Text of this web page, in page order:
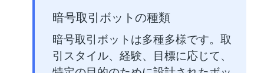
暗号取引ボットの種類
暗号取引ボットは多種多様です。取
引スタイル、経験、目標に応じて、